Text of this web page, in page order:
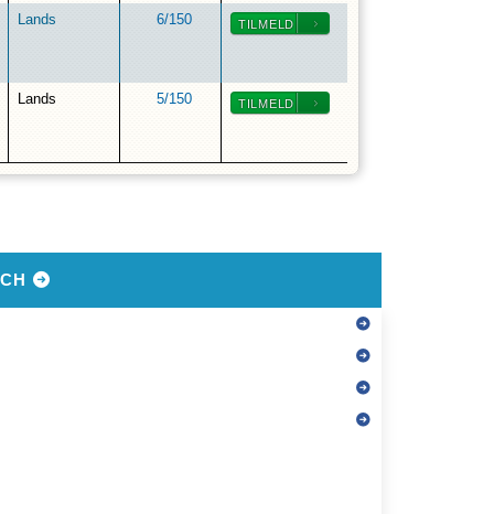
Lands 6/150 TILMELD
Lands 5/150 TILMELD